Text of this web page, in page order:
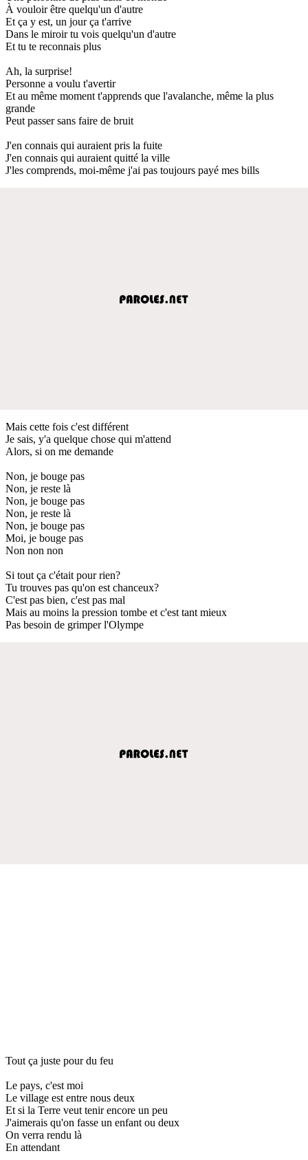
À vouloir être quelqu'un d'autre
Et ça y est, un jour ça t'arrive
Dans le miroir tu vois quelqu'un d'autre
Et tu te reconnais plus
Ah, la surprise!
Personne a voulu t'avertir
Et au même moment t'apprends que l'avalanche, même la plus
grande
Peut passer sans faire de bruit
J'en connais qui auraient pris la fuite
J'en connais qui auraient quitté la ville
J'les comprends, moi-même j'ai pas toujours payé mes bills
Mais cette fois c'est différent
Je sais, y'a quelque chose qui m'attend
Alors, si on me demande
Non, je bouge pas
Non, je reste là
Non, je bouge pas
Non, je reste là
Non, je bouge pas
Moi, je bouge pas
Non non non
Si tout ça c'était pour rien?
Tu trouves pas qu'on est chanceux?
C'est pas bien, c'est pas mal
Mais au moins la pression tombe et c'est tant mieux
Pas besoin de grimper l'Olympe
Tout ça juste pour du feu
Le pays, c'est moi
Le village est entre nous deux
Et si la Terre veut tenir encore un peu
J'aimerais qu'on fasse un enfant ou deux
On verra rendu là
En attendant